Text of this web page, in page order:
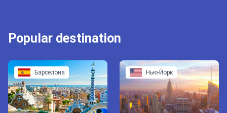
Popular destination
Барселона Нью-Йорк